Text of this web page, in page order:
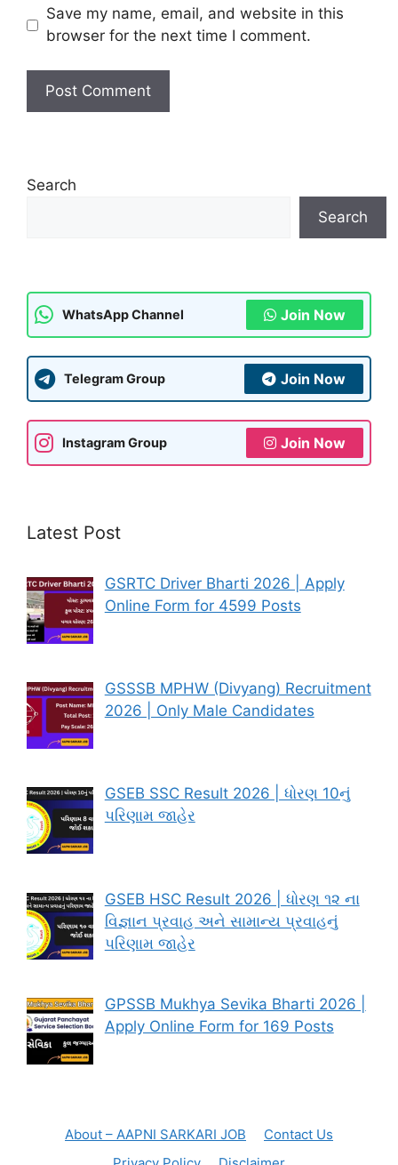
Save my name, email, and website in this
browser for the next time I comment.
Search
Search
WhatsApp Channel Join Now
Telegram Group Join Now
Instagram Group Join Now
Latest Post
GSRTC Driver Bharti 2026 | Apply
Online Form for 4599 Posts
GSSSB MPHW (Divyang) Recruitment
2026 | Only Male Candidates
GSEB SSC Result 2026 | ધોરણ 10નું
પરિણામ જાહેર
GSEB HSC Result 2026 | ધોરણ ૧૨ ના
વિજ્ઞાન પ્રવાહ અને સામાન્ય પ્રવાહનું
પરિણામ જાહેર
GPSSB Mukhya Sevika Bharti 2026 |
Apply Online Form for 169 Posts
About – AAPNI SARKARI JOB
Contact Us